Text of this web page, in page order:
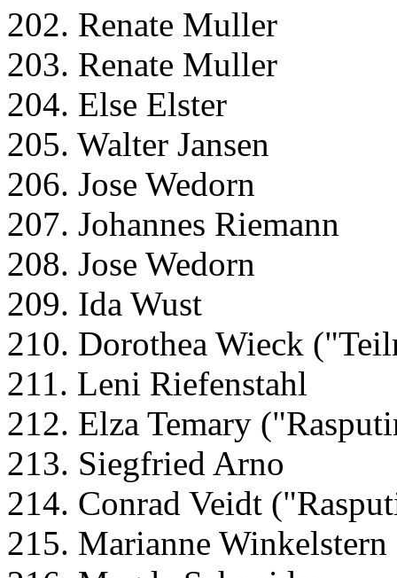
202. Renate Muller
203. Renate Muller
204. Else Elster
205. Walter Jansen
206. Jose Wedorn
207. Johannes Riemann
208. Jose Wedorn
209. Ida Wust
210. Dorothea Wieck
211. Leni Riefenstahl
212. Elza Temary
213. Siegfried Arno
214. Conrad Veidt
215. Marianne Winkelstern